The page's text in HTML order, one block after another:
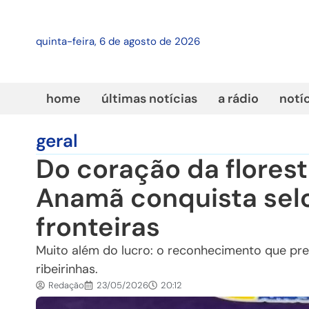
quinta-feira, 6 de agosto de 2026
home últimas notícias a rádio
geral
Do coração da
Anamã conquista
fronteiras
Muito além do lucro: o reconhecimento que
ribeirinhas.
Redação 23/05/2026 20:12